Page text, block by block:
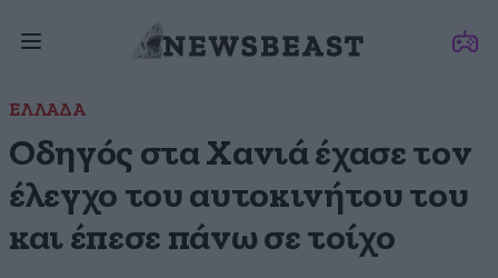
ΕΛΛΑΔΑ
Οδηγός στα Χανιά έχασε τον
έλεγχο του αυτοκινήτου του
και έπεσε πάνω σε τοίχο